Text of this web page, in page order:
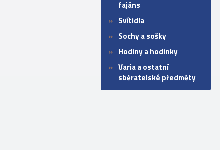
fajáns
Svítidla
Sochy a sošky
Hodiny a hodinky
Varia a ostatní
sběratelské předměty